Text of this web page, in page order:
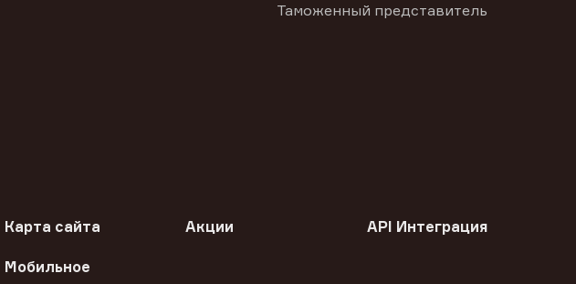
Таможенный представитель
Карта сайта Акции API Интеграция
Мобильное